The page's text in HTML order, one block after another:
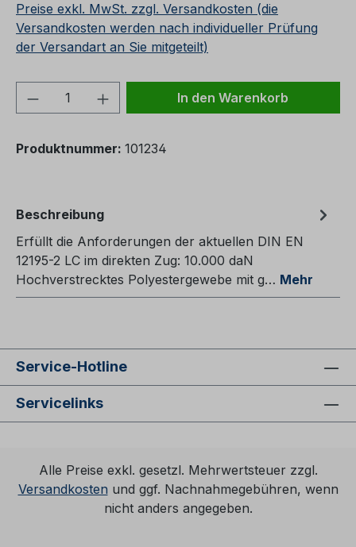
Preise exkl. MwSt. zzgl. Versandkosten (die
Versandkosten werden nach individueller Prüfung
der Versandart an Sie mitgeteilt)
Produkt Anzahl: Gib denIn den Warenkorb
Produktnummer: 101234
Beschreibung
Erfüllt die Anforderungen der aktuellen DIN EN
12195-2 LC im direkten Zug: 10.000 daN
Hochverstrecktes Polyestergewebe mit g… Mehr
Service-Hotline
Servicelinks
Alle Preise exkl. gesetzl. Mehrwertsteuer zzgl.
Versandkosten und ggf. Nachnahmegebühren, wenn
nicht anders angegeben.